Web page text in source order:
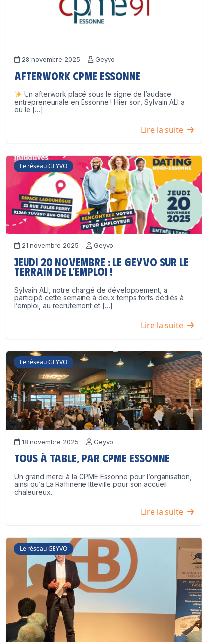
28 novembre 2025 Geyvo
Afterwork CPME Essonne
Un afterwork placé sous le signe de l’audace
entrepreneuriale en Essonne ! Hier soir, Sylvain ALI a
eu le […]
Lire la suite
Le réseau GEYVO
21 novembre 2025 Geyvo
Jeudi 20 novembre : le GEYVO sur le
terrain de l’emploi !
Sylvain ALI, notre chargé de développement, a
participé cette semaine à deux temps forts dédiés à
l’emploi, au recrutement et […]
Lire la suite
Le réseau GEYVO
18 novembre 2025 Geyvo
Tous à table, par CPME Essonne
Un grand merci à la CPME Essonne pour l’organisation,
ainsi qu’à La Raffinerie Itteville pour son accueil
chaleureux.
Lire la suite
Le réseau GEYVO